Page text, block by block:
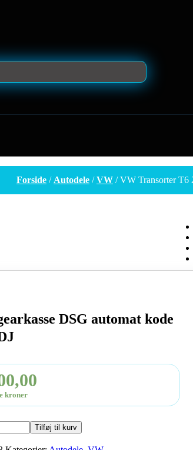
Forside / Autodele /VW / VW Transorter T6
DSG automat kode
kroner
Tilføj til kurv